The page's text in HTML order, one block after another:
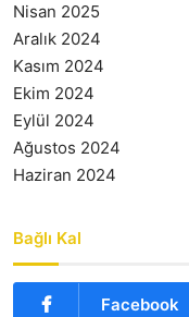
Nisan 2025
Aralık 2024
Kasım 2024
Ekim 2024
Eylül 2024
Ağustos 2024
Haziran 2024
Bağlı Kal
Facebook